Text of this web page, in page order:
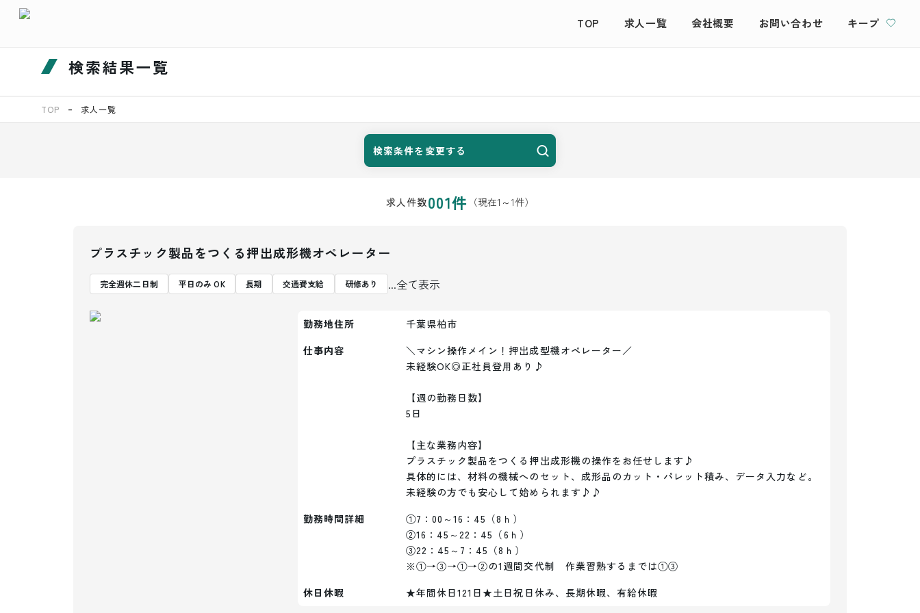
TOP 求人一覧 会社概要 お問い合わせ キープ
検索結果一覧
TOP 求人一覧
検索条件を変更する
求人件数001件 （現在1 ～1件）
プラスチック製品をつくる押出成形機オペレーター
完全週休二日制 平日のみ OK 長期 交通費支給 研修あり ...全て表示
勤務地住所
千葉県柏市
仕事内容
＼マシン操作メイン！押出成型機オペレーター／
未経験OK◎正社員登用あり♪
【週の勤務日数】
5日
【主な業務内容】
プラスチック製品をつくる押出成形機の操作をお任せします♪
具体的には、材料の機械へのセット、成形品のカット・パレット積み、データ入力など。
未経験の方でも安心して始められます♪♪
勤務時間詳細
①7：00～16：45（8ｈ）
②16：45～22：45（6ｈ）
③22：45～7：45（8ｈ）
※①→③→①→②の1週間交代制　作業習熟するまでは①③
休日休暇
★年間休日121日★土日祝日休み、長期休暇、有給休暇